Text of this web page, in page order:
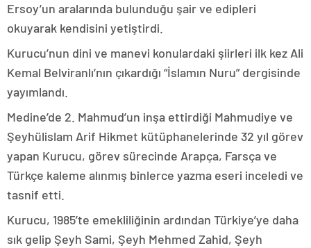
Ersoy’un aralarında bulunduğu şair ve edipleri
okuyarak kendisini yetiştirdi.
Kurucu’nun dini ve manevi konulardaki şiirleri ilk kez Ali
Kemal Belviranlı’nın çıkardığı “İslamın Nuru” dergisinde
yayımlandı.
Medine’de 2. Mahmud’un inşa ettirdiği Mahmudiye ve
Şeyhülislam Arif Hikmet kütüphanelerinde 32 yıl görev
yapan Kurucu, görev sürecinde Arapça, Farsça ve
Türkçe kaleme alınmış binlerce yazma eseri inceledi ve
tasnif etti.
Kurucu, 1985’te emekliliğinin ardından Türkiye’ye daha
sık gelip Şeyh Sami, Şeyh Mehmed Zahid, Şeyh